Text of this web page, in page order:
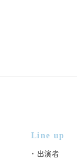
Line up
出演者